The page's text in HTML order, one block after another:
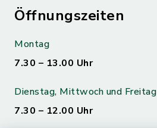
Öffnungszeiten
Montag
7.30 – 13.00 Uhr
Dienstag, Mittwoch und Freitag
7.30 – 12.00 Uhr